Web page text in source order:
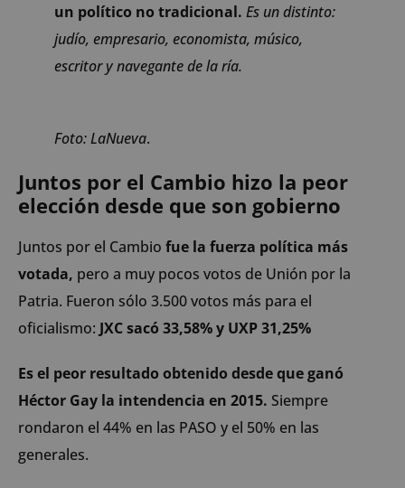
un político no tradicional. Es un distinto:
judío, empresario, economista, músico,
escritor y navegante de la ría.
Foto: LaNueva.
Juntos por el Cambio hizo la peor
elección desde que son gobierno
Juntos por el Cambio fue la fuerza política más
votada, pero a muy pocos votos de Unión por la
Patria. Fueron sólo 3.500 votos más para el
oficialismo: JXC sacó 33,58% y UXP 31,25%
Es el peor resultado obtenido desde que ganó
Héctor Gay la intendencia en 2015. Siempre
rondaron el 44% en las PASO y el 50% en las
generales.